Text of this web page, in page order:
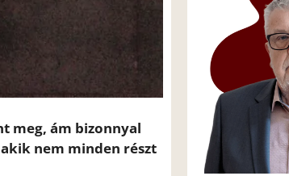
meg, ám bizonnyal
nem minden részt